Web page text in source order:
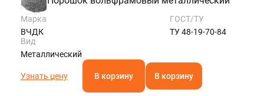
Марка
ВЧДК
ГОСТ/ТУ
ТУ 48-19-70-84
Вид
Металлический
Узнать цену В корзину В корзину